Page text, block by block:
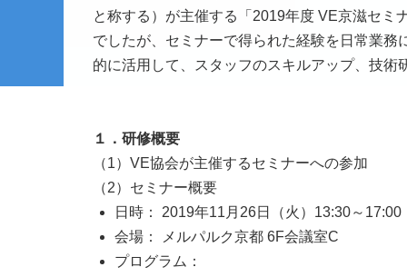
と称する）が主催する「2019年度 VE京滋セミ
でしたが、セミナーで得られた経験を日常業
的に活用して、スタッフのスキルアップ、技術
１．研修概要
（1）VE協会が主催するセミナーへの参加
（2）セミナー概要
日時： 2019年11月26日（火）13:30～17:00
会場： メルパルク京都 6F会議室C
プログラム：